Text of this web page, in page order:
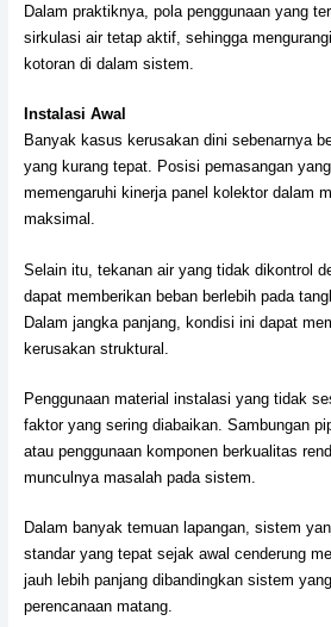
Dalam praktiknya, pola penggunaan yang
sirkulasi air tetap aktif, sehingga
kotoran di dalam sistem.
Instalasi Awal
Banyak kasus kerusakan dini sebenarnya
yang kurang tepat. Posisi pemasangan
memengaruhi kinerja panel kolektor dalam
maksimal.
Selain itu, tekanan air yang tidak dikontrol
dapat memberikan beban berlebih pada
Dalam jangka panjang, kondisi ini dapat
kerusakan struktural.
Penggunaan material instalasi yang tidak
faktor yang sering diabaikan. Sambungan
atau penggunaan komponen berkualitas
munculnya masalah pada sistem.
Dalam banyak temuan lapangan, sistem
standar yang tepat sejak awal cenderung
jauh lebih panjang dibandingkan sistem
perencanaan matang.